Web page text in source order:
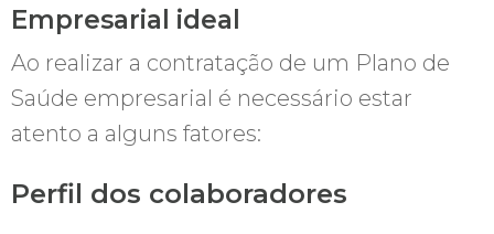
Empresarial ideal
Ao realizar a contratação de um Plano de
Saúde empresarial é necessário estar
atento a alguns fatores:
Perfil dos colaboradores